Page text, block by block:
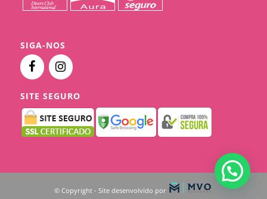
SIGA-NOS
SITE SEGURO
© Copyright - Site desenvolvido por